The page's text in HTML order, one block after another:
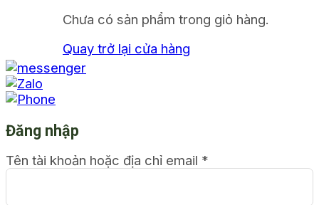
Chưa có sản phẩm trong giỏ hàng.
Quay trở lại cửa hàng
Đăng nhập
Tên tài khoản hoặc địa chỉ email *